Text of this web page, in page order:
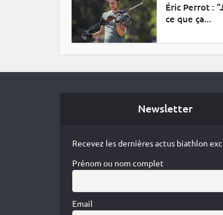
Éric Perrot :
ce que ça...
Newsletter
Recevez les dernières actus biathlon
Prénom ou nom complet
Email